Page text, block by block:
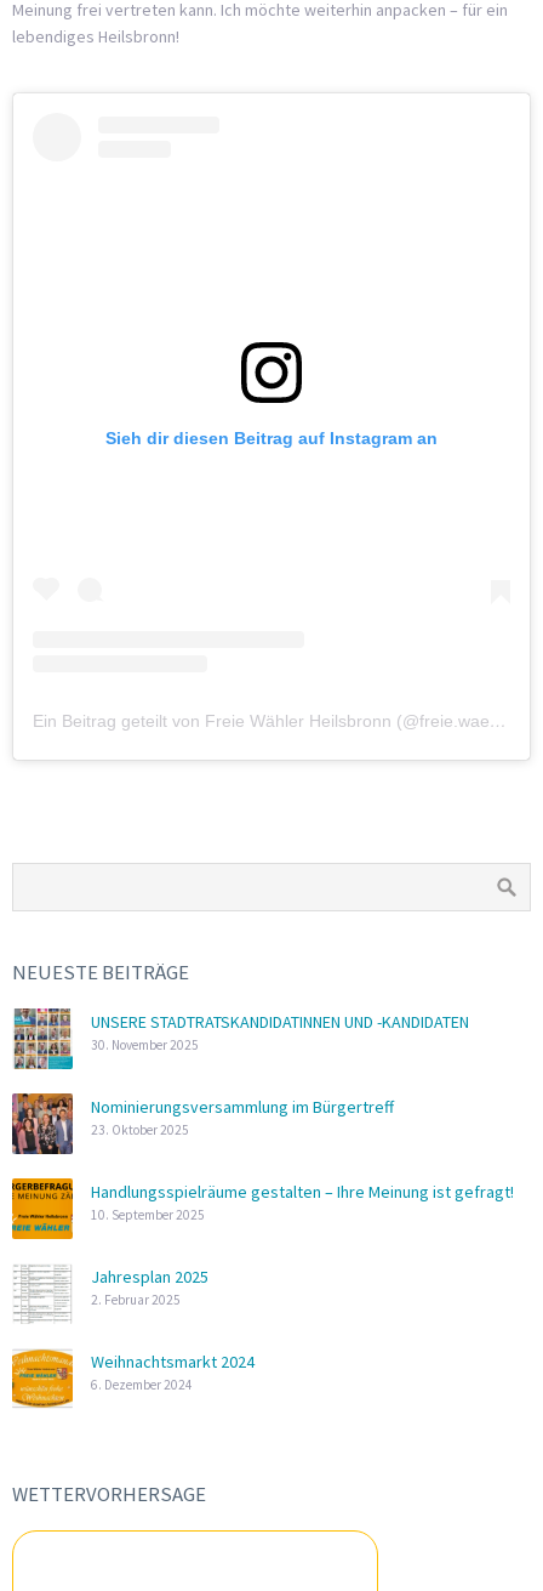
Meinung frei vertreten kann. Ich möchte weiterhin anpacken – für ein
lebendiges Heilsbronn!
Sieh dir diesen Beitrag auf Instagram an
Ein Beitrag geteilt von Freie Wähler Heilsbronn (@freie.waehler.heilsbronn)
NEUESTE BEITRÄGE
UNSERE STADTRATSKANDIDATINNEN UND -KANDIDATEN
30. November 2025
Nominierungsversammlung im Bürgertreff
23. Oktober 2025
Handlungsspielräume gestalten – Ihre Meinung ist gefragt!
10. September 2025
Jahresplan 2025
2. Februar 2025
Weihnachtsmarkt 2024
6. Dezember 2024
WETTERVORHERSAGE